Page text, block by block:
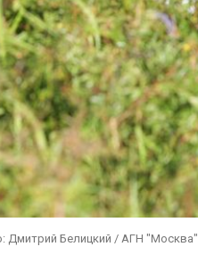
Дмитрий Белицкий / АГН "Москва"